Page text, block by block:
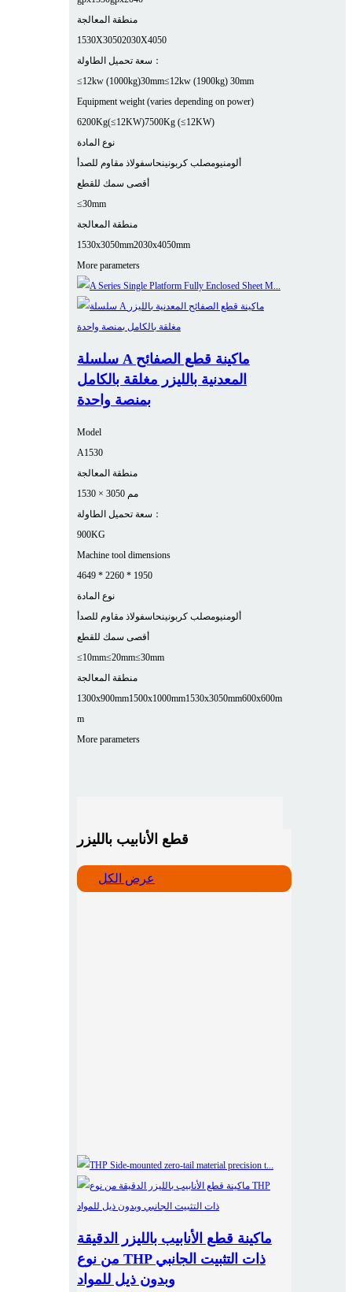
منطقة المعالجة
1530X30502030X4050
سعة تحميل الطاولة：
≤12kw (1000kg)30mm≤12kw (1900kg) 30mm
Equipment weight (varies depending on power)
6200Kg(≤12KW)7500Kg (≤12KW)
نوع المادة
ألومنيومصلب كربونينحاسفولاذ مقاوم للصدأ
أقصى سمك للقطع
≤30mm
منطقة المعالجة
1530x3050mm2030x4050mm
More parameters
سلسلة A ماكينة قطع الصفائح
المعدنية بالليزر مغلقة بالكامل
بمنصة واحدة
Model
A1530
منطقة المعالجة
1530 × 3050 مم
سعة تحميل الطاولة：
900KG
Machine tool dimensions
4649 * 2260 * 1950
نوع المادة
ألومنيومصلب كربونينحاسفولاذ مقاوم للصدأ
أقصى سمك للقطع
≤10mm≤20mm≤30mm
منطقة المعالجة
1300x900mm1500x1000mm1530x3050mm600x600m
m
More parameters
قطع الأنابيب بالليزر
عرض الكل
ماكينة قطع الأنابيب بالليزر الدقيقة
من نوع THP ذات التثبيت الجانبي
وبدون ذيل للمواد